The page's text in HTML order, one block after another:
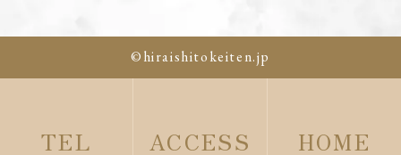
©hiraishitokeiten.jp
TEL ACCESS HOME